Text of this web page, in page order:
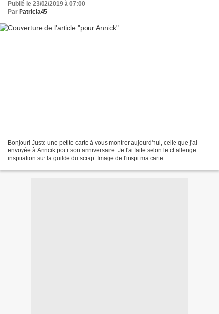
Publié le 23/02/2019 à 07:00
Par Patricia45
Bonjour! Juste une petite carte à vous montrer aujourd'hui, celle que j'ai
envoyée à Anncik pour son anniversaire. Je l'ai faite selon le challenge
inspiration sur la guilde du scrap. Image de l'inspi ma carte